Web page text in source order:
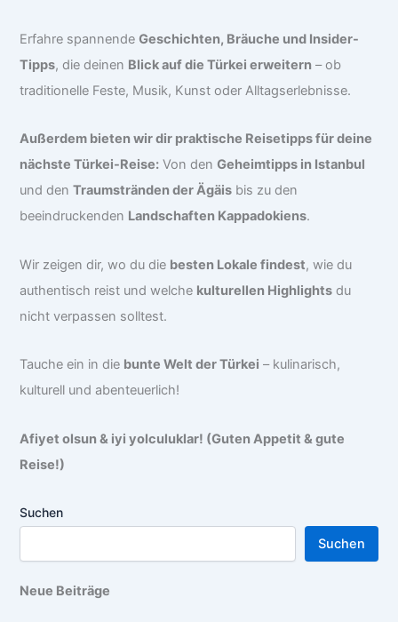
Erfahre spannendeGeschichten, Bräuche und Insider-
Tipps, die deinen Blick auf die Türkei erweitern – ob
traditionelle Feste, Musik, Kunst oder Alltagserlebnisse.
Außerdem bieten wir dir praktische Reisetipps für deine
nächste Türkei-Reise: Von denGeheimtipps in Istanbul
und denTraumstränden der Ägäis bis zu den
beeindruckenden Landschaften Kappadokiens.
Wir zeigen dir, wo du die besten Lokale findest, wie du
authentisch reist und welche kulturellen Highlights du
nicht verpassen solltest.
Tauche ein in die bunte Welt der Türkei – kulinarisch,
kulturell und abenteuerlich!
Afiyet olsun & iyi yolculuklar! (Guten Appetit & gute
Reise!)
Suchen
Suchen
Neue Beiträge